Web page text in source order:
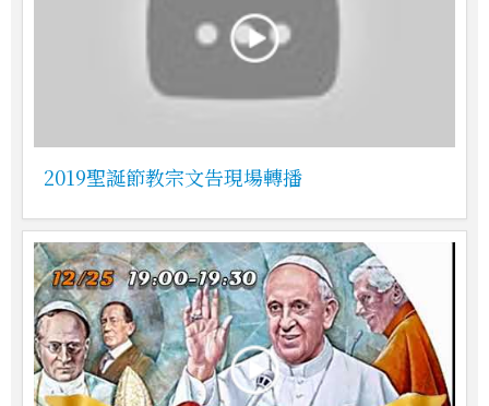
2019聖誕節教宗文告現場轉播